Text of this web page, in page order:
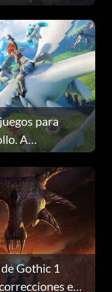
para
A
por qué.
Gothic 1
en